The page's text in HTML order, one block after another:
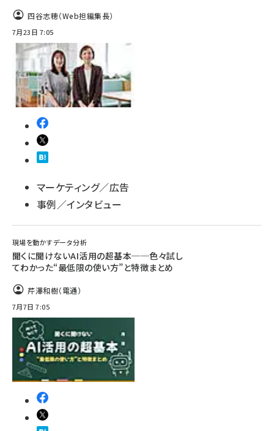
四谷志穂（Web担編集長）
7月23日 7:05
マーケティング／広告
事例／インタビュー
現場を動かすデータ分析
聞くに聞けないAI活用の超基本──色々試し
てわかった“最低限の使い方”と特徴まとめ
芹澤和樹（電通）
7月7日 7:05